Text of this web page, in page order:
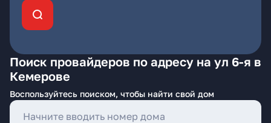
Поиск провайдеров по адресу на ул 6-я в
Кемерове
Воспользуйтесь поиском, чтобы найти свой дом